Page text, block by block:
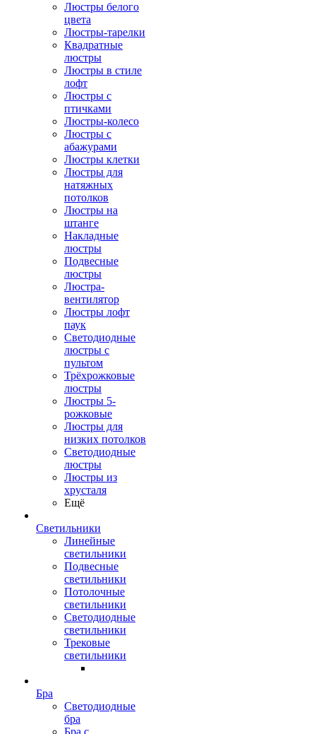
Люстры белого
цвета
Люстры-тарелки
Квадратные
люстры
Люстры в стиле
лофт
Люстры с
птичками
Люстры-колесо
Люстры с
абажурами
Люстры клетки
Люстры для
натяжных
потолков
Люстры на
штанге
Накладные
люстры
Подвесные
люстры
Люстра-
вентилятор
Люстры лофт
паук
Светодиодные
люстры с
пультом
Трёхрожковые
люстры
Люстры 5-
рожковые
Люстры для
низких потолков
Cветодиодные
люстры
Люстры из
хрусталя
Ещё
Светильники
Линейные
светильники
Подвесные
светильники
Потолочные
светильники
Светодиодные
светильники
Трековые
светильники
Бра
Светодиодные
бра
Бра с